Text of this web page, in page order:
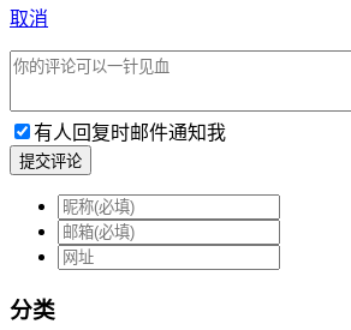
取消
有人回复时邮件通知我
提交评论
分类